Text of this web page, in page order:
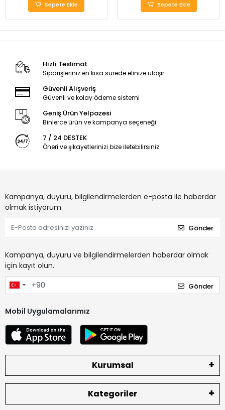
Sepete Ekle Sepete Ekle
Hızlı Teslimat
Siparişleriniz en kısa sürede elinize ulaşır.
Güvenli Alışveriş
Güvenli ve kolay ödeme sistemi
Geniş Ürün Yelpazesi
Binlerce ürün ve kampanya seçeneği
7 / 24 DESTEK
Öneri ve şikayetlerinizi bize iletebilirsiniz.
Kampanya, duyuru, bilgilendirmelerden e-posta ile haberdar
olmak istiyorum.
Gönder
Kampanya, duyuru ve bilgilendirmelerden haberdar olmak
için kayıt olun.
Gönder
Mobil Uygulamalarımız
Kurumsal
Kategoriler